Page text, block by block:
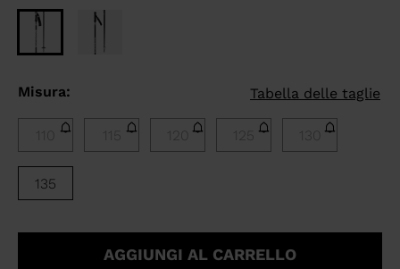
Misura: Tabella delle taglie
110 115 120 125 130
135
AGGIUNGI AL CARRELLO